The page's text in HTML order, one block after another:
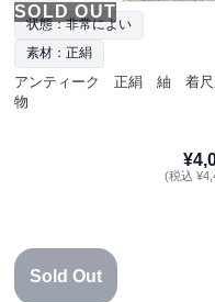
SOLD OUT
状態：非常によい
素材：正絹
アンティーク 正絹 紬 着尺
物
(税込
Sold Out